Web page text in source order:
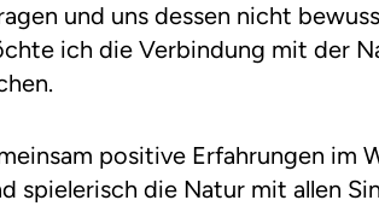
und uns dessen nicht
ich die Verbindung mit der
positive Erfahrungen im
spielerisch die Natur mit allen